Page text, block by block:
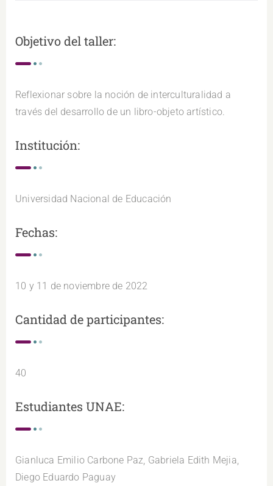
Objetivo del taller:
Reflexionar sobre la noción de interculturalidad a
través del desarrollo de un libro-objeto artístico.
Institución:
Universidad Nacional de Educación
Fechas:
10 y 11 de noviembre de 2022
Cantidad de participantes:
40
Estudiantes UNAE:
Gianluca Emilio Carbone Paz, Gabriela Edith Mejia,
Diego Eduardo Paguay